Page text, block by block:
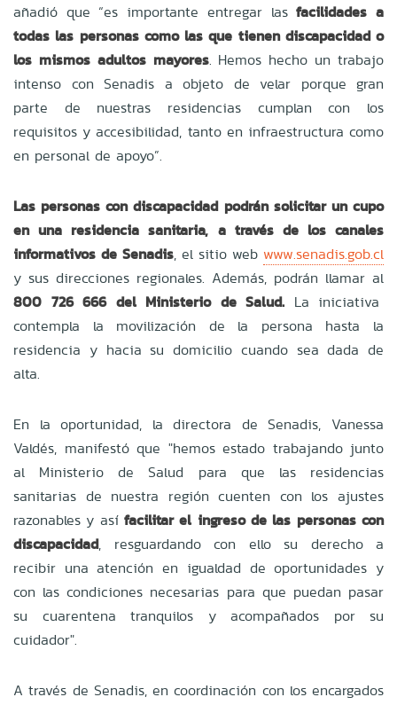
añadió que “es importante entregar lasfacilidades a
todas las personas como las que tienen discapacidad o
los mismos adultos mayores. Hemos hecho un trabajo
intenso con Senadis a objeto de velar porque gran
parte de nuestras residencias cumplan con los
requisitos y accesibilidad, tanto en infraestructura como
en personal de apoyo”.
Las personas con discapacidad podrán solicitar un cupo
en una residencia sanitaria, a través de los canales
informativos de Senadis, el sitio web www.senadis.gob.cl
y sus direcciones regionales. Además, podrán llamar al
800 726 666 del Ministerio de Salud. La iniciativa
contempla la movilización de la persona hasta la
residencia y hacia su domicilio cuando sea dada de
alta.
En la oportunidad, la directora de Senadis, Vanessa
Valdés, manifestó que "hemos estado trabajando junto
al Ministerio de Salud para que las residencias
sanitarias de nuestra región cuenten con los ajustes
razonables y asífacilitar el ingreso de las personas con
discapacidad, resguardando con ello su derecho a
recibir una atención en igualdad de oportunidades y
con las condiciones necesarias para que puedan pasar
su cuarentena tranquilos y acompañados por su
cuidador".
A través de Senadis, en coordinación con los encargados